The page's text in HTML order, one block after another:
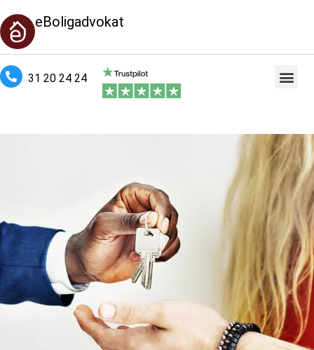
eBoligadvokat
31 20 24 24